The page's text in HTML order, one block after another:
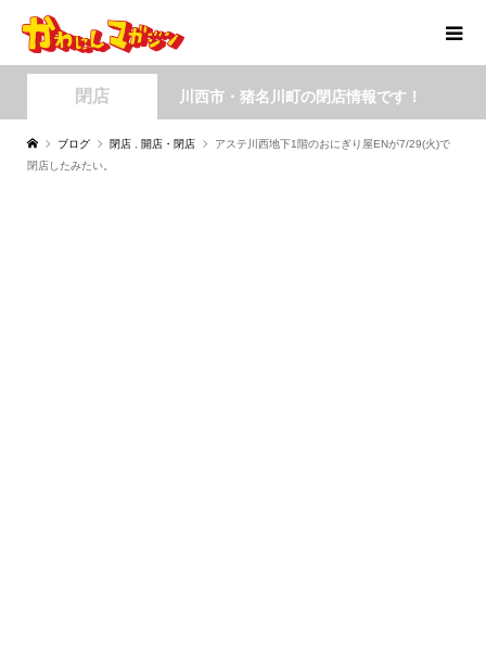
閉店 川西市・猪名川町の閉店情報です！
ブログ 閉店 開店・閉店
アステ川西地下1階のおにぎり屋ENが7/29(火)で
閉店したみたい。